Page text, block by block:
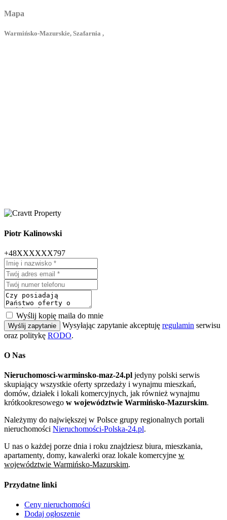
Mapa
Warmińsko-Mazurskie, Szafarnia ,
Piotr Kalinowski
+48XXXXXX797
Wyślij kopię maila do mnie
Wyślij zapytanie Wysyłając zapytanie akceptuję regulamin serwisu
oraz politykę RODO.
O Nas
Nieruchomosci-warminsko-maz-24.pl jedyny polski serwis
skupiający wszystkie oferty sprzedaży i wynajmu mieszkań,
domów, działek i lokali komercyjnych, jak również wynajmu
krótkookresowego w województwie Warmińsko-Mazurskim.
Należymy do największej w Polsce grupy regionalnych portali
nieruchomości Nieruchomości-Polska-24.pl.
U nas o każdej porze dnia i roku znajdziesz biura, mieszkania,
apartamenty, domy, kawalerki oraz lokale komercyjne w
województwie Warmińsko-Mazurskim.
Przydatne linki
Ceny nieruchomości
Dodaj ogłoszenie